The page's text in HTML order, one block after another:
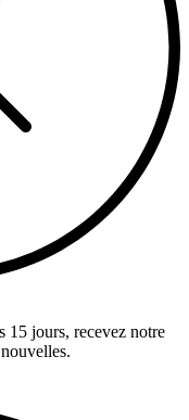
15 jours, recevez notre